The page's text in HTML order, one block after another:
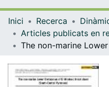
Inici Recerca